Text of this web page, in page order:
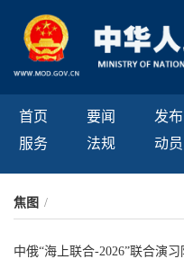
首页 要闻 发布
服务
法规 动员
焦图 /
中俄“海上联合-2026”联合演